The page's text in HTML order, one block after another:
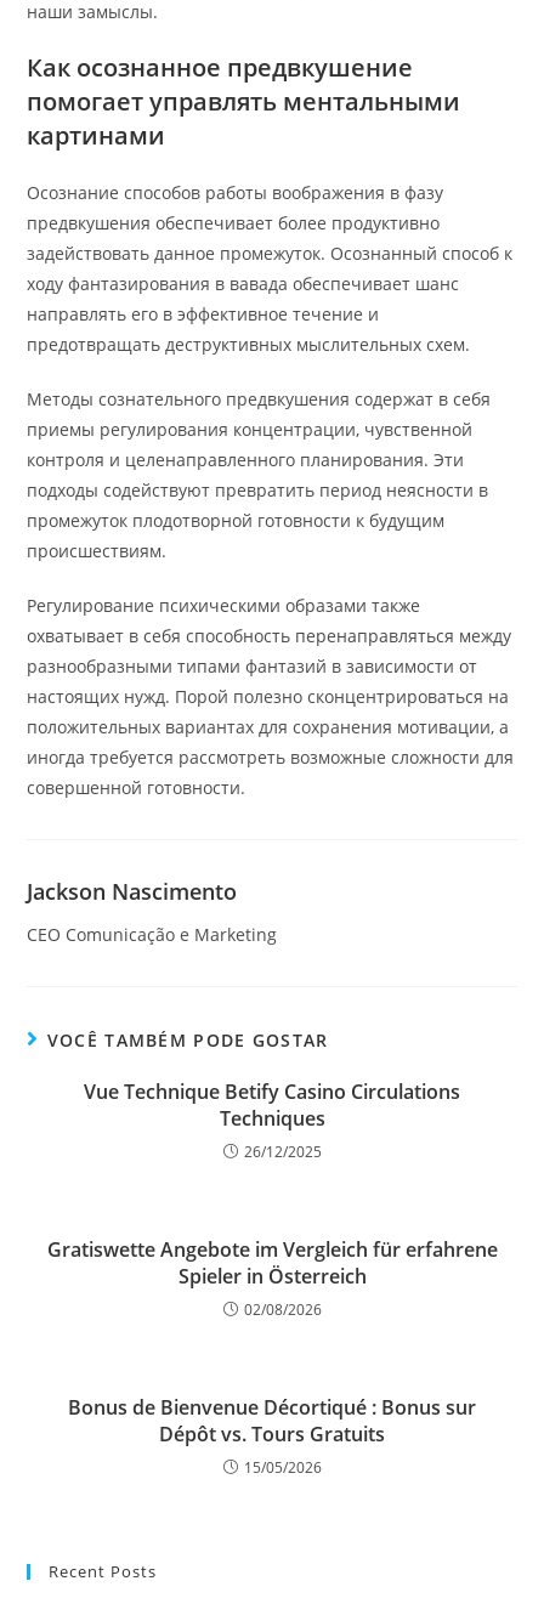
наши замыслы.
Как осознанное предвкушение
помогает управлять ментальными
картинами
Осознание способов работы воображения в фазу
предвкушения обеспечивает более продуктивно
задействовать данное промежуток. Осознанный способ к
ходу фантазирования в вавада обеспечивает шанс
направлять его в эффективное течение и
предотвращать деструктивных мыслительных схем.
Методы сознательного предвкушения содержат в себя
приемы регулирования концентрации, чувственной
контроля и целенаправленного планирования. Эти
подходы содействуют превратить период неясности в
промежуток плодотворной готовности к будущим
происшествиям.
Регулирование психическими образами также
охватывает в себя способность перенаправляться между
разнообразными типами фантазий в зависимости от
настоящих нужд. Порой полезно сконцентрироваться на
положительных вариантах для сохранения мотивации, а
иногда требуется рассмотреть возможные сложности для
совершенной готовности.
Jackson Nascimento
CEO Comunicação e Marketing
VOCÊ TAMBÉM PODE GOSTAR
Vue Technique Betify Casino Circulations
Techniques
26/12/2025
Gratiswette Angebote im Vergleich für erfahrene
Spieler in Österreich
02/08/2026
Bonus de Bienvenue Décortiqué : Bonus sur
Dépôt vs. Tours Gratuits
15/05/2026
Recent Posts